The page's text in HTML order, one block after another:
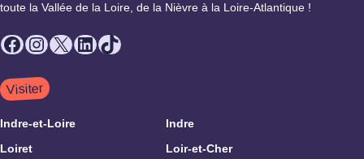
toute la Vallée de la Loire, de la Nièvre à la Loire-Atlantique !
Facebook
Instagram
X LinkedIn
TikTok
Visiter
Indre-et-Loire
Indre
Loiret
Loir-et-Cher